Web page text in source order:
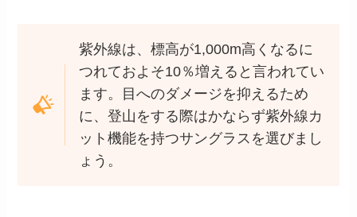
紫外線は、標高が1,000m高くなるに
つれておよそ10％増えると言われてい
ます。目へのダメージを抑えるため
に、登山をする際はかならず紫外線カ
ット機能を持つサングラスを選びまし
ょう。